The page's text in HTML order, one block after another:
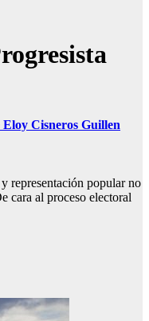
Cisneros Guillen
representación popular no
cara al proceso electoral